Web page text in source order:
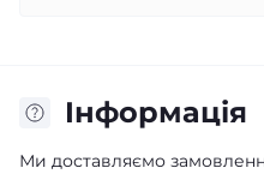
Iнформація
Ми доставляємо